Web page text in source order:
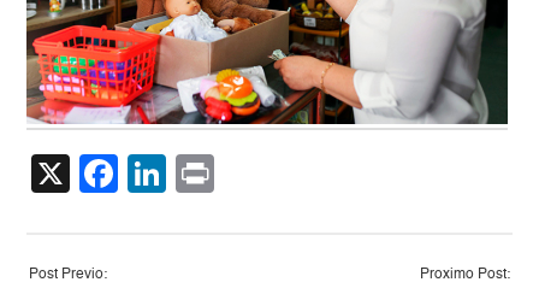
X Facebook
LinkedIn
Post Previo: Proximo Post: